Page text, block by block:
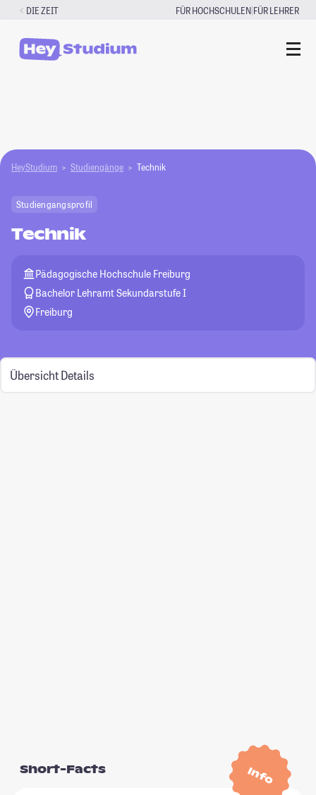
Zum
springen
DIE ZEIT FÜR HOCHSCHULEN|FÜR LEHRER
HeyStudium Studiengänge Technik
Studiengangsprofil
Technik
Pädagogische Hochschule Freiburg
Bachelor Lehramt Sekundarstufe I
Freiburg
Übersicht Details
Info
Short-Facts